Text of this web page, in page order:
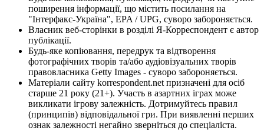
поширення інформації, що містить посилання на
"Інтерфакс-Україна", EPA / UPG, суворо забороняється.
Власник веб-сторінки в розділі Я-Корреспондент є автор
публікації.
Будь-яке копіювання, передрук та відтворення
фотографічних творів та/або аудіовізуальних творів
правовласника Getty Images - суворо забороняється.
Матеріали сайту korrespondent.net призначені для осіб
старше 21 року (21+). Участь в азартних іграх може
викликати ігрову залежність. Дотримуйтесь правил
(принципів) відповідальної гри. При виявленні перших
ознак залежності негайно зверніться до спеціаліста.